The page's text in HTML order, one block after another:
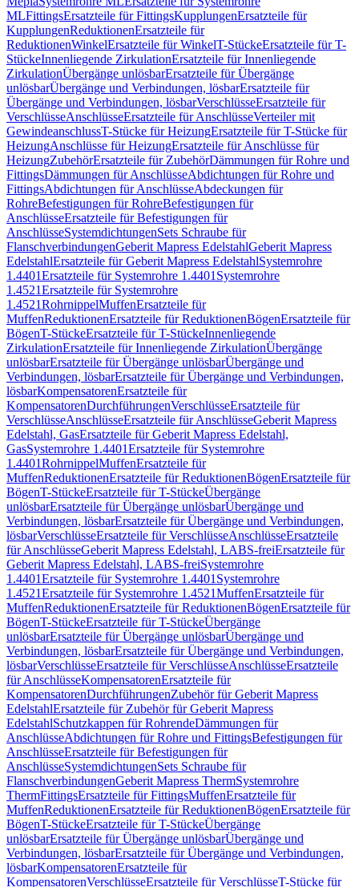
MLFittingsErsatzteile für FittingsKupplungenErsatzteile für
KupplungenReduktionenErsatzteile für
ReduktionenWinkelErsatzteile für WinkelT-StückeErsatzteile für T-
StückeInnenliegende ZirkulationErsatzteile für Innenliegende
ZirkulationÜbergänge unlösbarErsatzteile für Übergänge
unlösbarÜbergänge und Verbindungen, lösbarErsatzteile für
Übergänge und Verbindungen, lösbarVerschlüsseErsatzteile für
VerschlüsseAnschlüsseErsatzteile für AnschlüsseVerteiler mit
GewindeanschlussT-Stücke für HeizungErsatzteile für T-Stücke für
HeizungAnschlüsse für HeizungErsatzteile für Anschlüsse für
HeizungZubehörErsatzteile für ZubehörDämmungen für Rohre und
FittingsDämmungen für AnschlüsseAbdichtungen für Rohre und
FittingsAbdichtungen für AnschlüsseAbdeckungen für
RohreBefestigungen für RohreBefestigungen für
AnschlüsseErsatzteile für Befestigungen für
AnschlüsseSystemdichtungenSets Schraube für
FlanschverbindungenGeberit Mapress EdelstahlGeberit Mapress
EdelstahlErsatzteile für Geberit Mapress EdelstahlSystemrohre
1.4401Ersatzteile für Systemrohre 1.4401 Systemrohre
1.4521Ersatzteile für Systemrohre
1.4521RohrnippelMuffenErsatzteile für
MuffenReduktionenErsatzteile für ReduktionenBögenErsatzteile für
BögenT-StückeErsatzteile für T-StückeInnenliegende
ZirkulationErsatzteile für Innenliegende ZirkulationÜbergänge
unlösbarErsatzteile für Übergänge unlösbarÜbergänge und
Verbindungen, lösbarErsatzteile für Übergänge und Verbindungen,
lösbarKompensatorenErsatzteile für
KompensatorenDurchführungenVerschlüsseErsatzteile für
VerschlüsseAnschlüsseErsatzteile für AnschlüsseGeberit Mapress
Edelstahl, GasErsatzteile für Geberit Mapress Edelstahl,
GasSystemrohre 1.4401Ersatzteile für Systemrohre
1.4401RohrnippelMuffenErsatzteile für
MuffenReduktionenErsatzteile für ReduktionenBögenErsatzteile für
BögenT-StückeErsatzteile für T-StückeÜbergänge
unlösbarErsatzteile für Übergänge unlösbarÜbergänge und
Verbindungen, lösbarErsatzteile für Übergänge und Verbindungen,
lösbarVerschlüsseErsatzteile für VerschlüsseAnschlüsseErsatzteile
für AnschlüsseGeberit Mapress Edelstahl, LABS-freiErsatzteile für
Geberit Mapress Edelstahl, LABS-freiSystemrohre
1.4401Ersatzteile für Systemrohre 1.4401 Systemrohre
1.4521Ersatzteile für Systemrohre 1.4521MuffenErsatzteile für
MuffenReduktionenErsatzteile für ReduktionenBögenErsatzteile für
BögenT-StückeErsatzteile für T-StückeÜbergänge
unlösbarErsatzteile für Übergänge unlösbarÜbergänge und
Verbindungen, lösbarErsatzteile für Übergänge und Verbindungen,
lösbarVerschlüsseErsatzteile für VerschlüsseAnschlüsseErsatzteile
für AnschlüsseKompensatorenErsatzteile für
KompensatorenDurchführungenZubehör für Geberit Mapress
EdelstahlErsatzteile für Zubehör für Geberit Mapress
EdelstahlSchutzkappen für RohrendeDämmungen für
AnschlüsseAbdichtungen für Rohre und FittingsBefestigungen für
AnschlüsseErsatzteile für Befestigungen für
AnschlüsseSystemdichtungenSets Schraube für
FlanschverbindungenGeberit Mapress ThermSystemrohre
ThermFittingsErsatzteile für FittingsMuffenErsatzteile für
MuffenReduktionenErsatzteile für ReduktionenBögenErsatzteile für
BögenT-StückeErsatzteile für T-StückeÜbergänge
unlösbarErsatzteile für Übergänge unlösbarÜbergänge und
Verbindungen, lösbarErsatzteile für Übergänge und Verbindungen,
lösbarKompensatorenErsatzteile für
KompensatorenVerschlüsseErsatzteile für VerschlüsseT-Stücke für